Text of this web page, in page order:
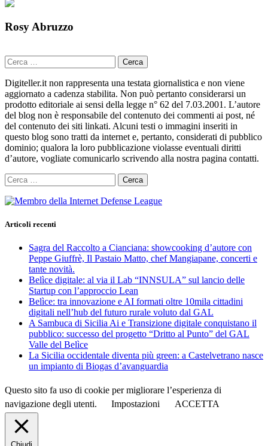
Rosy Abruzzo
Ricerca
per:
Digiteller.it non rappresenta una testata giornalistica e non viene
aggiornato a cadenza stabilita. Non può pertanto considerarsi un
prodotto editoriale ai sensi della legge n° 62 del 7.03.2001. L’autore
del blog non è responsabile del contenuto dei commenti ai post, né
del contenuto dei siti linkati. Alcuni testi o immagini inseriti in
questo blog sono tratti da internet e, pertanto, considerati di pubblico
dominio; qualora la loro pubblicazione violasse eventuali diritti
d’autore, vogliate comunicarlo scrivendo alla nostra pagina contatti.
Ricerca
per:
Articoli recenti
Sagra del Raccolto a Cianciana: showcooking d’autore con
Peppe Giuffrè, Il Pastaio Matto, chef Mangiapane, concerti e
tante novità.
Belìce digitale: al via il Lab “INNSULA” sul lancio delle
Startup con l’approccio Lean
Belìce: tra innovazione e AI formati oltre 10mila cittadini
digitali nell’hub del futuro rurale voluto dal GAL
A Sambuca di Sicilia Ai e Transizione digitale conquistano il
pubblico: successo del progetto “Dritto al Punto” del GAL
Valle del Belìce
La Sicilia occidentale diventa più green: a Castelvetrano nasce
un impianto di Biogas d’avanguardia
Questo sito fa uso di cookie per migliorare l’esperienza di
navigazione degli utenti.
Impostazioni ACCETTA